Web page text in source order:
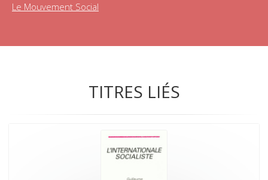
Le Mouvement Social
TITRES LIÉS